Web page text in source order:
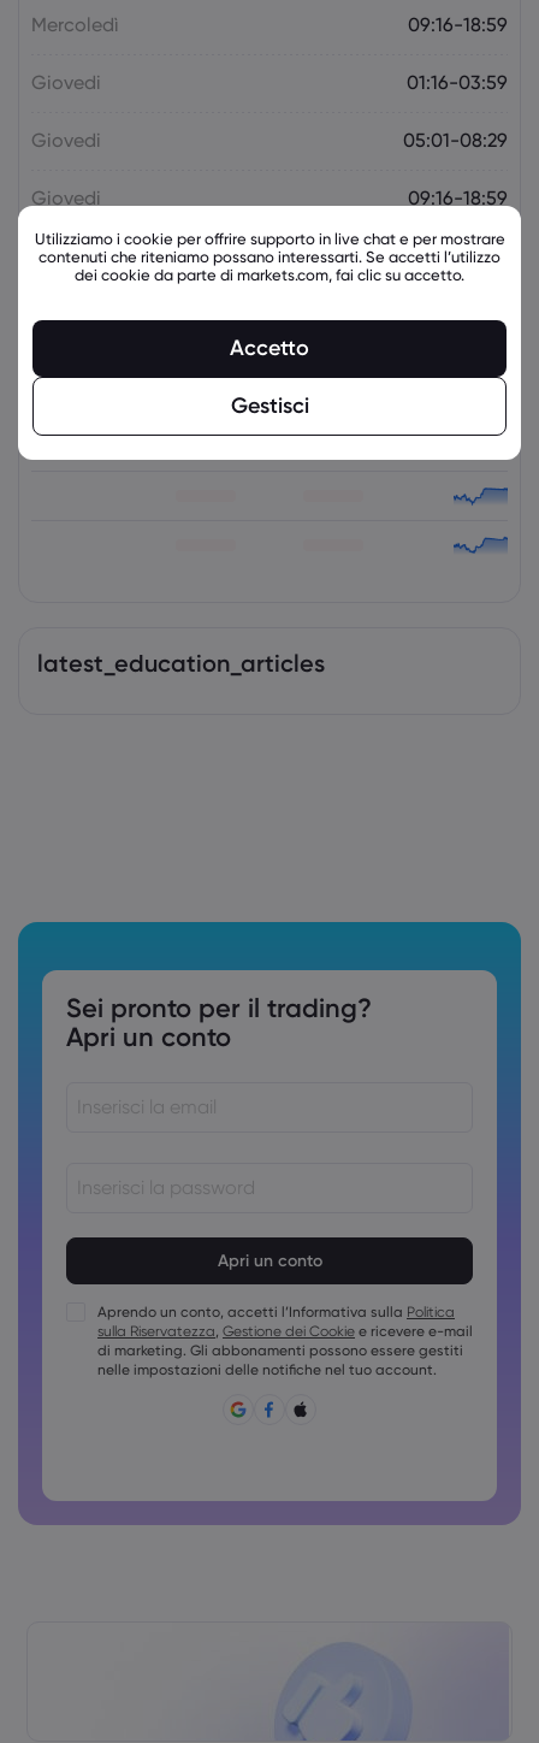
Mercoledì 09:16-18:59
Giovedi 01:16-03:59
Giovedi 05:01-08:29
Giovedi 09:16-18:59
Acquista
latest_education_articles
Sei pronto per il trading?
Apri un conto
Le password devono contenere almeno 1 carattere
Le password devono contenere almeno una maiuscola
Le password devono contenere almeno una minuscola
La password deve contenere ~!@#£%^&amp;*()_-
Non è possibile usare password comuni
Aprendo un conto, accetti l’Informativa sulla Politica
sulla Riservatezza, Gestione dei Cookie e ricevere e-mail
di marketing. Gli abbonamenti possono essere gestiti
nelle impostazioni delle notifiche nel tuo account.
Utilizziamo i cookie per offrire supporto in live chat e per mostrare
contenuti che riteniamo possano interessarti. Se accetti l’utilizzo
dei cookie da parte di markets.com, fai clic su accetto.
Accetto
Gestisci